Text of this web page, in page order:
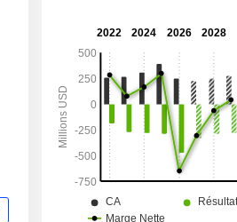
Software-as-a-Service (SaaS) prêtes
extensibles, spécifiques à un
application. Son IA générative
l'utilité des grands modèles
générative, de l'apprentissage par
et du traitement du langage naturel.